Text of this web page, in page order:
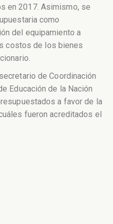
en 2017. Asimismo, se
como
del equipamiento a
costos de los bienes
de Coordinación
Educación de la Nación
a favor de la
fueron acreditados el